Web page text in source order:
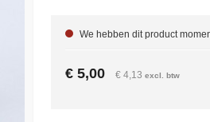
We hebben dit product
€ 5,00 € 4,13 excl. btw